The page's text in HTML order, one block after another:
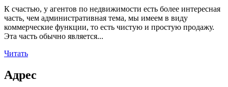
К счастью, у агентов по недвижимости есть более интересная
часть, чем административная тема, мы имеем в виду
коммерческие функции, то есть чистую и простую продажу.
Эта часть обычно является...
Читать
Адрес